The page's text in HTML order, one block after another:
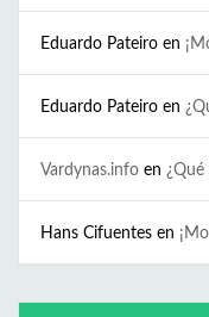
Eduardo Pateiro en
Eduardo Pateiro en
Vardynas.info en ¿Qué
Hans Cifuentes en